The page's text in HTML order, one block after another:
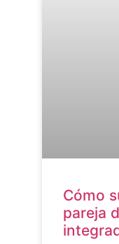
Cómo
pareja